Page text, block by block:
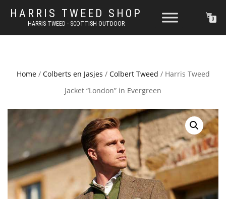
HARRIS TWEED SHOP
HARRIS TWEED - SCOTTISH OUTDOOR
0
Home/ Colberts en Jasjes / Colbert Tweed / Harris Tweed
Jacket “London” in Evergreen